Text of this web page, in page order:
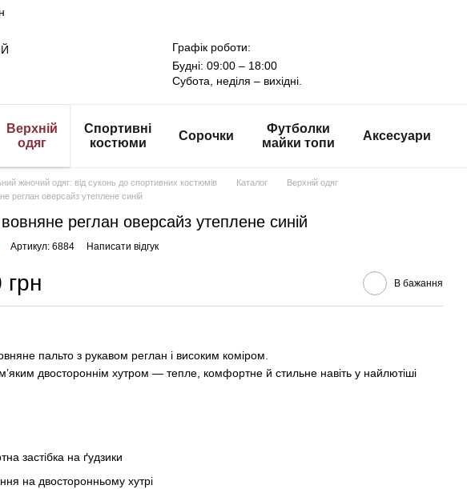
Графік роботи:
Будні: 09:00 – 18:00
Субота, неділя – вихідні.
Верхній
одяг
Спортивні
костюми
Сорочки
Футболки
майки топи
Аксесуари
жіночий одяг: від суконь до спортивних костюмів Каталог
Верхній одяг
реглан оверсайз утеплене синій
реглан оверсайз утеплене синій
Артикул: 6884 Написати відгук
грн В бажання
пальто з рукавом реглан і високим коміром.
двостороннім хутром — тепле, комфортне й стильне навіть у найлютіші
застібка на ґудзики
на двосторонньому хутрі